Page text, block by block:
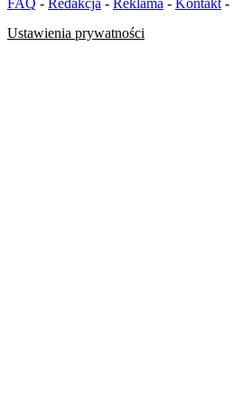
FAQ - Redakcja - Reklama - Kontakt -
Ustawienia prywatności